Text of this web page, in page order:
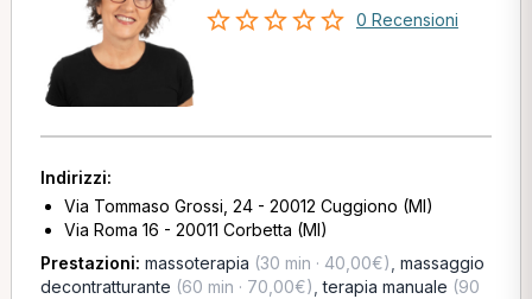
0 Recensioni
Indirizzi:
Via Tommaso Grossi, 24 - 20012 Cuggiono (MI)
Via Roma 16 - 20011 Corbetta (MI)
Prestazioni: massoterapia (30 min · 40,00€) massaggio
decontratturante (60 min · 70,00€) ,terapia manuale (90